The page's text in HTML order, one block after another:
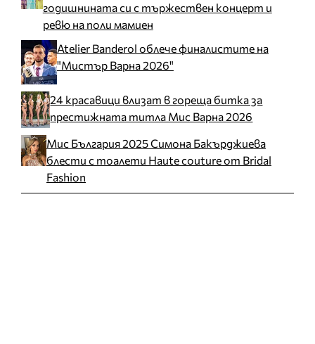
годишнината си с тържествен концерт и
ревю на поли мамиен
Atelier Banderol облече финалистите на
"Мистър Варна 2026"
24 красавици влизат в гореща битка за
престижната титла Мис Варна 2026
Мис България 2025 Симона Бакърджиева
блести с тоалети Haute couture от Bridal
Fashion